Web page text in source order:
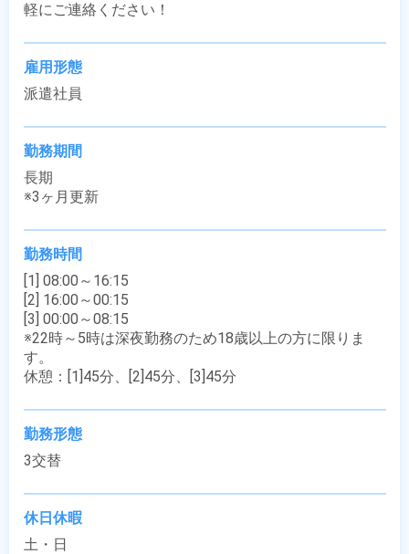
軽にご連絡ください！
雇用形態
派遣社員
勤務期間
長期
※3ヶ月更新
勤務時間
[1] 08:00～16:15
[2] 16:00～00:15
[3] 00:00～08:15
※22時～5時は深夜勤務のため18歳以上の方に限りま
す。
休憩：[1]45分、[2]45分、[3]45分
勤務形態
3交替
休日休暇
土・日